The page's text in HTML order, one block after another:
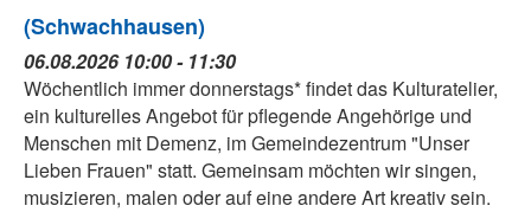
(Schwachhausen)
06.08.2026 10:00 - 11:30
Wöchentlich immer donnerstags* findet das Kulturatelier,
ein kulturelles Angebot für pflegende Angehörige und
Menschen mit Demenz, im Gemeindezentrum "Unser
Lieben Frauen" statt. Gemeinsam möchten wir singen,
musizieren, malen oder auf eine andere Art kreativ sein.